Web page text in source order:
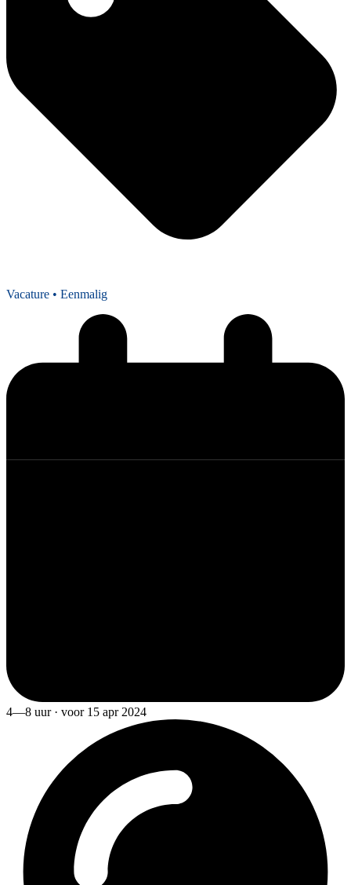
Vacature • Eenmalig
4—8 uur · voor 15 apr 2024